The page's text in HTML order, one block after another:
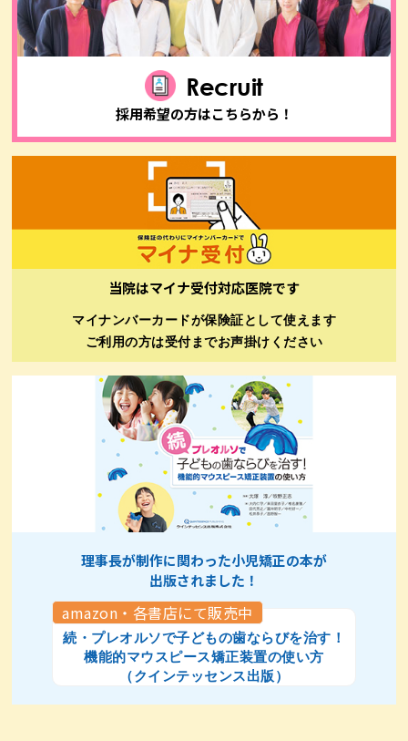
Recruit
採用希望の方はこちらから！
当院はマイナ受付対応医院です
マイナンバーカードが保険証として使えます
ご利用の方は受付までお声掛けください
理事長が制作に関わった小児矯正の本が
出版されました！
amazon・各書店にて販売中
続・プレオルソで子どもの歯ならびを治す！
機能的マウスピース矯正装置の使い方
（クインテッセンス出版）